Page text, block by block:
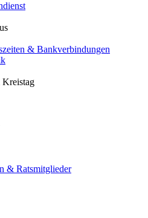
& Bankverbindungen
& Ratsmitglieder